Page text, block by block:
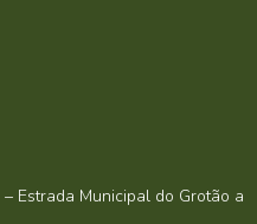
Estrada Municipal do Grotão a